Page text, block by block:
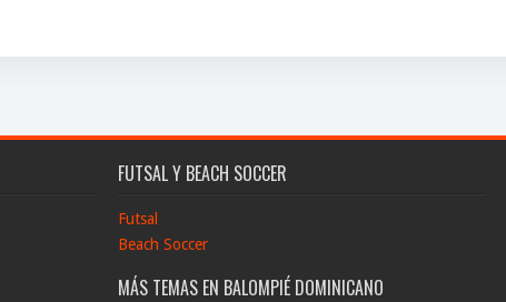
FUTSAL Y BEACH SOCCER
Futsal
Beach Soccer
MÁS TEMAS EN BALOMPIÉ DOMINICANO